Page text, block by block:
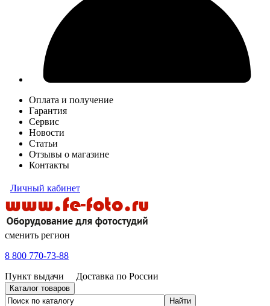
Оплата и получение
Гарантия
Сервис
Новости
Статьи
Отзывы о магазине
Контакты
Личный кабинет
сменить регион
8 800 770-73-88
Пункт выдачи
Доставка по России
Каталог товаров